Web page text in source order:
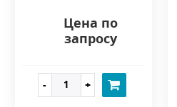
Цена по
запросу